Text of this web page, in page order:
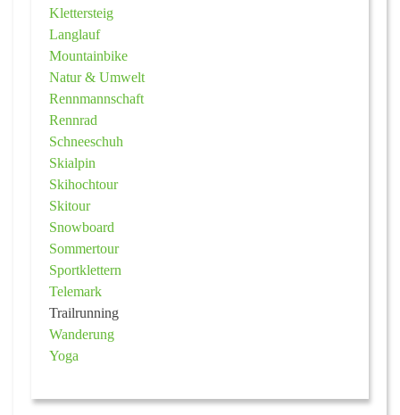
Klettersteig
Langlauf
Mountainbike
Natur & Umwelt
Rennmannschaft
Rennrad
Schneeschuh
Skialpin
Skihochtour
Skitour
Snowboard
Sommertour
Sportklettern
Telemark
Trailrunning
Wanderung
Yoga